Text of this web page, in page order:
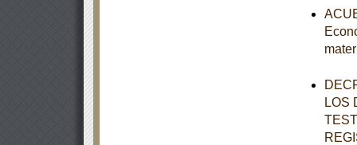
LOS